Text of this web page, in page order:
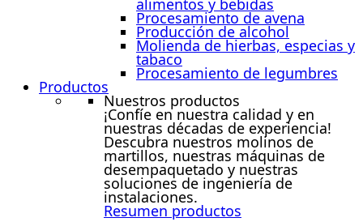
alimentos y bebidas
Procesamiento de avena
Producción de alcohol
Molienda de hierbas, especias y
tabaco
Procesamiento de legumbres
Productos
Nuestros productos
¡Confíe en nuestra calidad y en
nuestras décadas de experiencia!
Descubra nuestros molinos de
martillos, nuestras máquinas de
desempaquetado y nuestras
soluciones de ingeniería de
instalaciones.
Resumen productos